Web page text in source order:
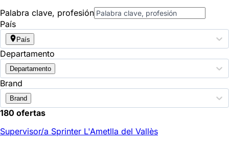
Palabra clave, profesión
País
País
Departamento
Departamento
Brand
Brand
180 ofertas
Supervisor/a Sprinter L'Ametlla del Vallès